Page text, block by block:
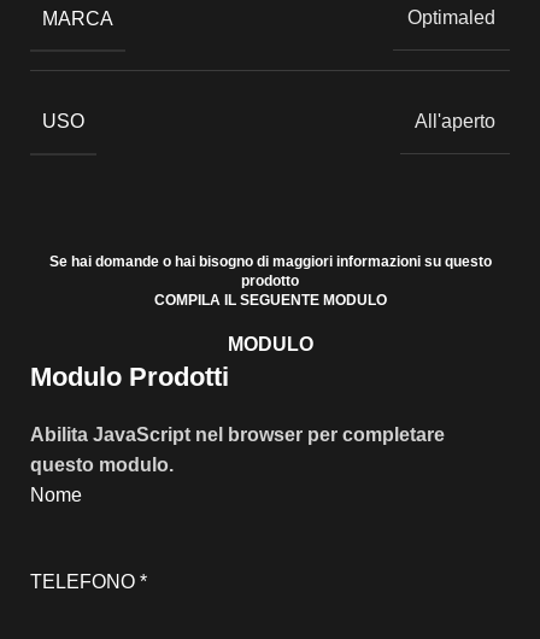
MARCA Optimaled
USO All'aperto
Se hai domande o hai bisogno di maggiori informazioni su questo
prodotto
COMPILA IL SEGUENTE MODULO
MODULO
Modulo Prodotti
Abilita JavaScript nel browser per completare
questo modulo.
Nome
TELEFONO *